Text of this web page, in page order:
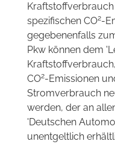
spezifischen CO2-
gegebenenfalls
Pkw können dem
CO2-Emissionen
Stromverbrauch
werden, der an
'Deutschen
unentgeltlich